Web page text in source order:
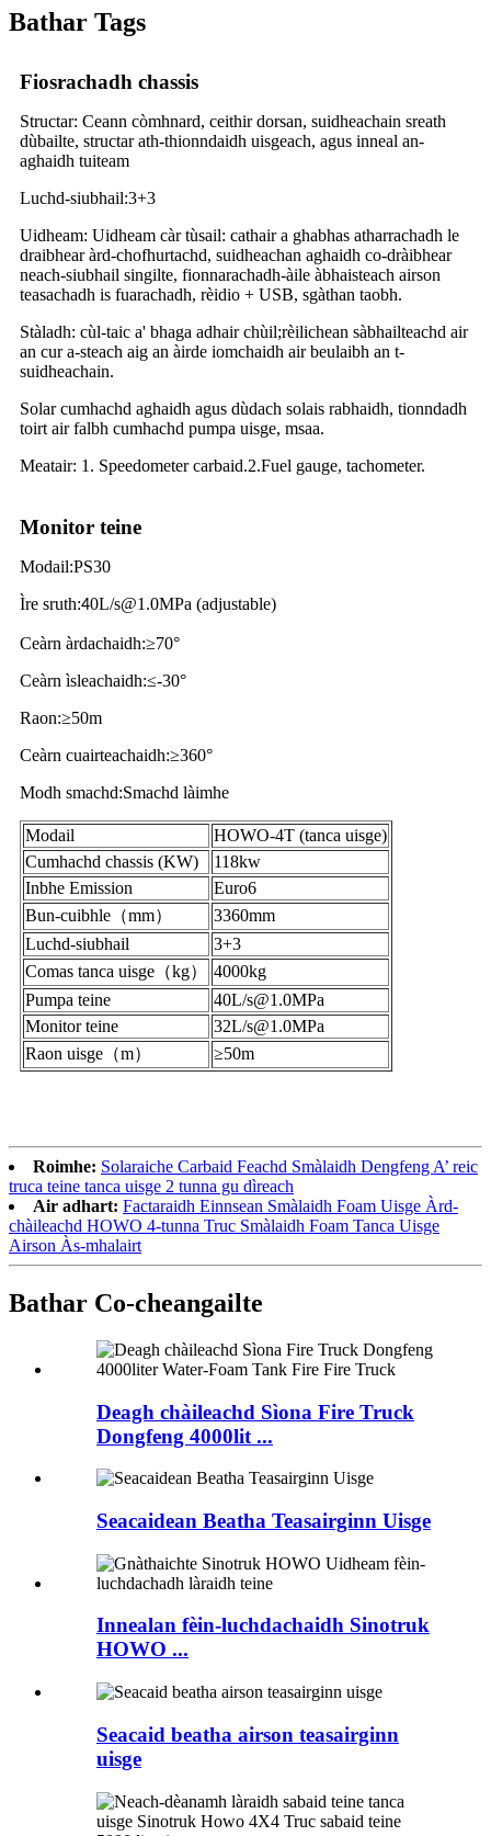
Bathar Tags
Fiosrachadh chassis
Structar: ​​Ceann còmhnard, ceithir dorsan, suidheachain sreath
dùbailte, structar ath-thionndaidh uisgeach, agus inneal an-
aghaidh tuiteam
Luchd-siubhail:3+3
Uidheam: Uidheam càr tùsail: cathair a ghabhas atharrachadh le
draibhear àrd-chofhurtachd, suidheachan aghaidh co-dràibhear
neach-siubhail singilte, fionnarachadh-àile àbhaisteach airson
teasachadh is fuarachadh, rèidio + USB, sgàthan taobh.
Stàladh: cùl-taic a' bhaga adhair chùil;rèilichean sàbhailteachd air
an cur a-steach aig an àirde iomchaidh air beulaibh an t-
suidheachain.
Solar cumhachd aghaidh agus dùdach solais rabhaidh, tionndadh
toirt air falbh cumhachd pumpa uisge, msaa.
Meatair: 1. Speedometer carbaid.2.Fuel gauge, tachometer.
Monitor teine
Modail:PS30
Ìre sruth:40L/s@1.0MPa (adjustable)
Ceàrn àrdachaidh:≥70°
Ceàrn ìsleachaidh:≤-30°
Raon:≥50m
Ceàrn cuairteachaidh:≥360°
Modh smachd:Smachd làimhe
Modail
HOWO-4T (tanca uisge)
Cumhachd chassis (KW)
118kw
Inbhe Emission
Euro6
Bun-cuibhle （mm） 3360mm
Luchd-siubhail
3+3
Comas tanca uisge （kg） 4000kg
Pumpa teine
40L/s@1.0MPa
Monitor teine
32L/s@1.0MPa
Raon uisge （m） ≥50m
Roimhe: Solaraiche Carbaid Feachd Smàlaidh Dengfeng A’ reic
truca teine ​​​​tanca uisge 2 tunna gu dìreach
Air adhart: Factaraidh Einnsean Smàlaidh Foam Uisge Àrd-
chàileachd HOWO 4-tunna Truc Smàlaidh Foam Tanca Uisge
Airson Às-mhalairt
Bathar Co-cheangailte
Deagh chàileachd Sìona Fire Truck
Dongfeng 4000lit ...
Seacaidean Beatha Teasairginn Uisge
Innealan fèin-luchdachaidh Sinotruk
HOWO ...
Seacaid beatha airson teasairginn
uisge